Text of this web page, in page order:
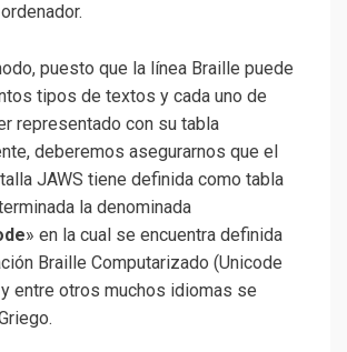
puesto que la línea Braille puede
tipos de textos y cada uno de
representado con su tabla
deberemos asegurarnos que el
JAWS tiene definida como tabla
la denominada
» en la cual se encuentra definida
Braille Computarizado (Unicode
entre otros muchos idiomas se